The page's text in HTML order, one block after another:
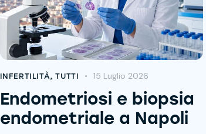
INFERTILITÀ,TUTTI 15 Luglio 2026
Endometriosi e biopsia
endometriale a Napoli